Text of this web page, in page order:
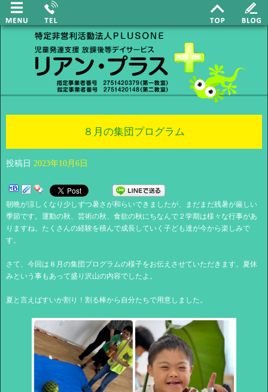
８月の集団プログラム
投稿日 2023年10月6日
朝晩が涼しくなり少しずつ暑さが和らいできましたが、まだまだ残暑が厳しい
季節です。運動の秋、芸術の秋、食欲の秋にちなんで２学期は様々な行事があ
りますね。たくさんの経験を積んで成長していく子ども達が今から楽しみで
す。
さて、今回は８月の集団プログラムの様子をお伝えさせていただきます。夏休
みという事もあって盛り沢山の内容でしたよ。
夏と言えばすいか割り！割る棒から自分たちで用意しました。